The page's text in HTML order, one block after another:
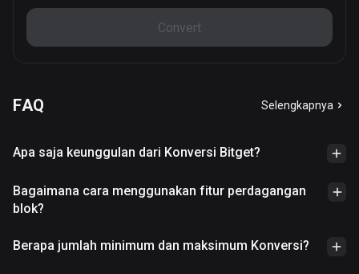
Convert
FAQ Selengkapnya
Apa saja keunggulan dari Konversi Bitget?
Bagaimana cara menggunakan fitur perdagangan
blok?
Berapa jumlah minimum dan maksimum Konversi?